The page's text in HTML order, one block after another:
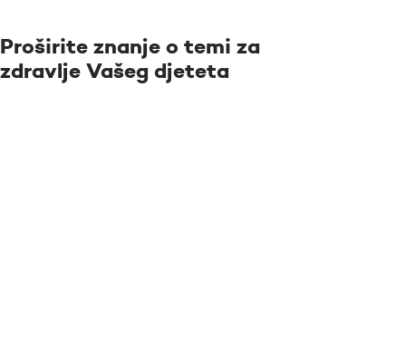
Proširite znanje o temi za
zdravlje Vašeg djeteta